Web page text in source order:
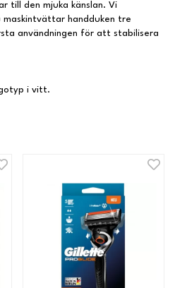
till den mjuka känslan. Vi
handduken tre
användningen för att stabilisera
i vitt.